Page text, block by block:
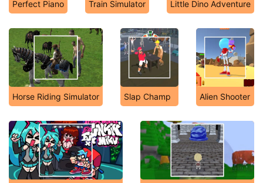
Perfect Piano Train Simulator Little Dino Adventure
Horse Riding Simulator Slap Champ Alien Shooter